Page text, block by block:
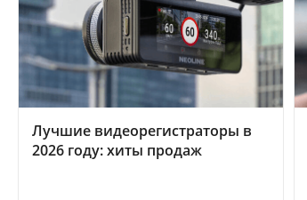
Лучшие видеорегистраторы в
2026 году: хиты продаж